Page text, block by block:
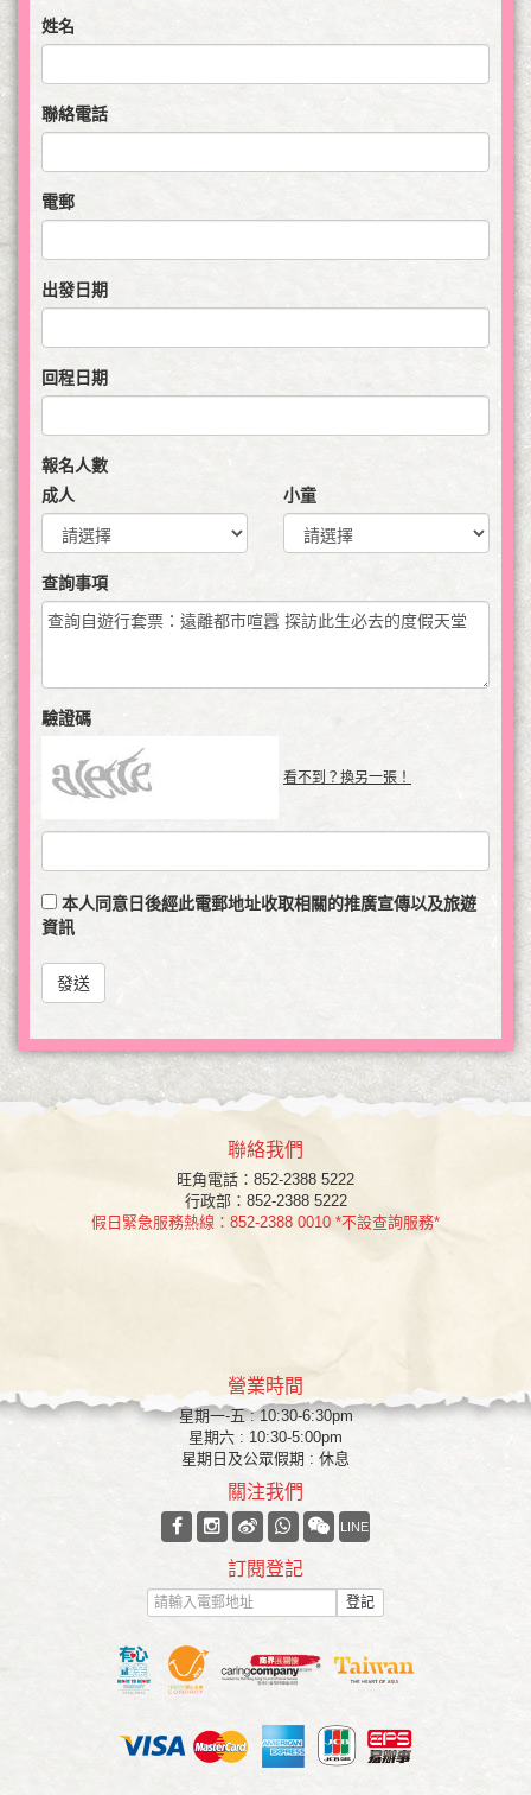
姓名
聯絡電話
電郵
出發日期
回程日期
報名人數
成人
小童
查詢事項
驗證碼
看不到？換另一張！
本人同意日後經此電郵地址收取相關的推廣宣傳以及旅遊
資訊
發送
聯絡我們
旺角電話：852-2388 5222
行政部：852-2388 5222
假日緊急服務熱線：852-2388 0010 *不設查詢服務*
營業時間
星期一-五 : 10:30-6:30pm
星期六 : 10:30-5:00pm
星期日及公眾假期 : 休息
關注我們
LINE
訂閱登記
登記